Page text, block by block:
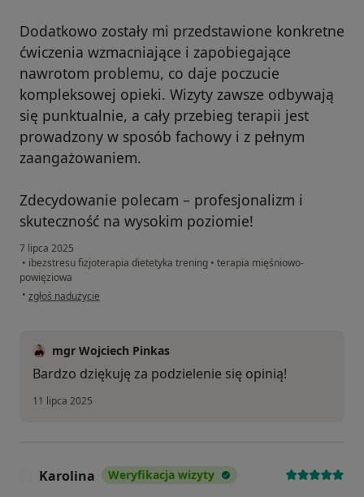
Dodatkowo zostały mi przedstawione konkretne
ćwiczenia wzmacniające i zapobiegające
nawrotom problemu, co daje poczucie
kompleksowej opieki. Wizyty zawsze odbywają
się punktualnie, a cały przebieg terapii jest
prowadzony w sposób fachowy i z pełnym
zaangażowaniem.
Zdecydowanie polecam – profesjonalizm i
skuteczność na wysokim poziomie!
7 lipca 2025
• ibezstresu fizjoterapia dietetyka trening • terapia mięśniowo-
powięziowa
• w opinii użytkownika Pacjent
zgłoś nadużycie
mgr Wojciech Pinkas
Bardzo dziękuję za podzielenie się opinią!
11 lipca 2025
Karolina Weryfikacja wizyty